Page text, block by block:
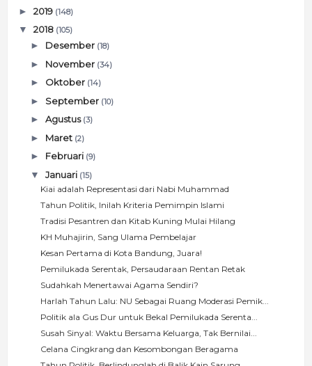
► 2019 (148)
▼ 2018 (105)
► Desember (18)
► November (34)
► Oktober (14)
► September (10)
► Agustus (3)
► Maret (2)
► Februari (9)
▼ Januari (15)
Kiai adalah Representasi dari Nabi Muhammad
Tahun Politik, Inilah Kriteria Pemimpin Islami
Tradisi Pesantren dan Kitab Kuning Mulai Hilang
KH Muhajirin, Sang Ulama Pembelajar
Kesan Pertama di Kota Bandung, Juara!
Pemilukada Serentak, Persaudaraan Rentan Retak
Sudahkah Menertawai Agama Sendiri?
Harlah Tahun Lalu: NU Sebagai Ruang Moderasi Pemik...
Politik ala Gus Dur untuk Bekal Pemilukada Serenta...
Susah Sinyal: Waktu Bersama Keluarga, Tak Bernilai...
Celana Cingkrang dan Kesombongan Beragama